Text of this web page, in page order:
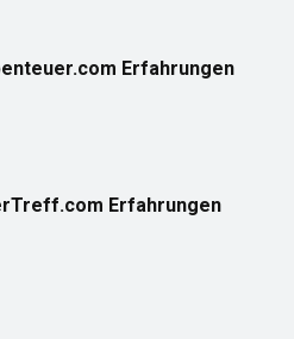
Erfahrungen
Erfahrungen